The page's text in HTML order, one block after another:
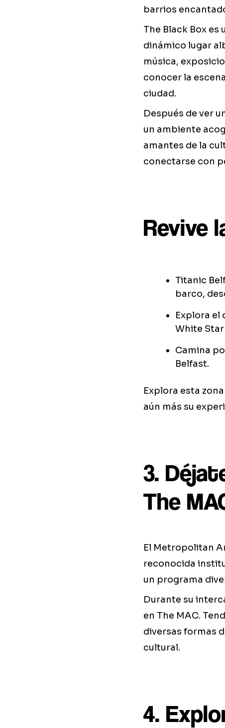
barrios
The Black Box
dinámico lugar
música,
conocer la
ciudad.
Después de ver
un ambiente
amantes de la
conectarse con
Revive
Titanic
barco,
Explora el
White Star
Camina
Belfast.
Explora esta
aún más su
3.
The
El Metropolitan
reconocida
un programa
Durante su
en The MAC.
diversas formas
cultural.
4.